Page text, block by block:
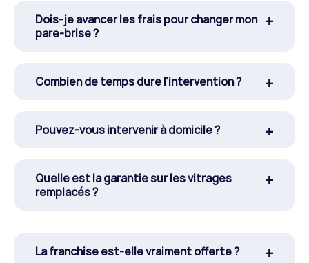
Dois-je avancer les frais pour changer mon
pare-brise ?
Combien de temps dure l’intervention ?
Pouvez-vous intervenir à domicile ?
Quelle est la garantie sur les vitrages
remplacés ?
La franchise est-elle vraiment offerte ?